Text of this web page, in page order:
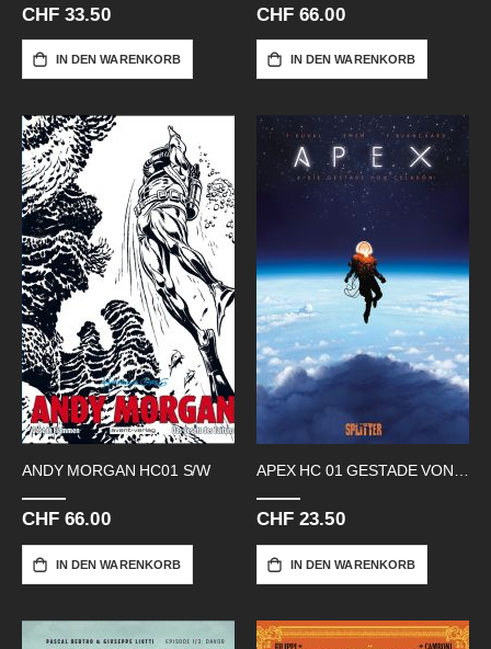
CHF 33.50
IN DEN WARENKORB
CHF 66.00
IN DEN WARENKORB
ANDY MORGAN HC01 S/W
CHF 66.00
IN DEN WARENKORB
CHF 23.50
IN DEN WARENKORB